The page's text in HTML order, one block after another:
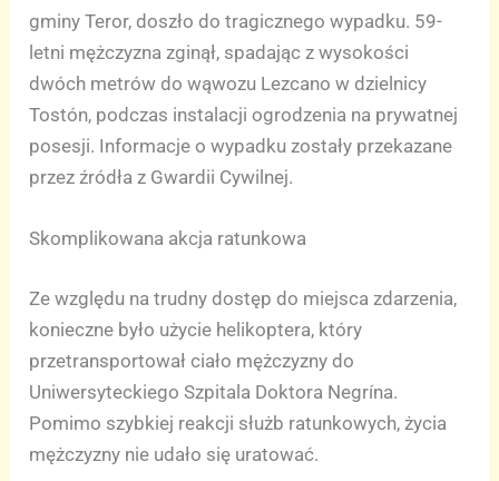
gminy Teror, doszło do tragicznego wypadku. 59-
letni mężczyzna zginął, spadając z wysokości
dwóch metrów do wąwozu Lezcano w dzielnicy
Tostón, podczas instalacji ogrodzenia na prywatnej
posesji. Informacje o wypadku zostały przekazane
przez źródła z Gwardii Cywilnej.
Skomplikowana akcja ratunkowa
Ze względu na trudny dostęp do miejsca zdarzenia,
konieczne było użycie helikoptera, który
przetransportował ciało mężczyzny do
Uniwersyteckiego Szpitala Doktora Negrína.
Pomimo szybkiej reakcji służb ratunkowych, życia
mężczyzny nie udało się uratować.